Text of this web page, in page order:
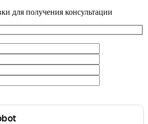
для получения консультации